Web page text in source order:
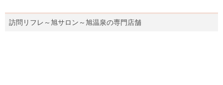
訪問リフレ～旭サロン～旭温泉の専門店舗